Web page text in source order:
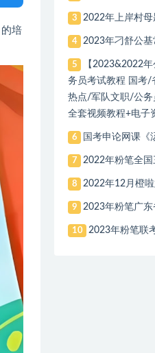
培
3 2022年上岸村
4 2023年刁舒公基
5
【2023&2022
务员考试教程 国考
热点/军队文职/公
全套视频教程+电子
6 国考申论网课《
7 2022年粉笔全
8 2022年12月橙啦
9 2023年粉笔广
10 2023年粉笔联